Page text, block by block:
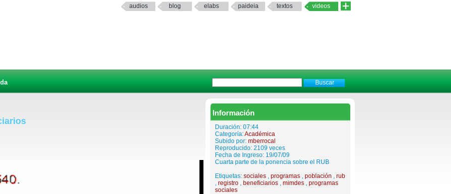
audios blog elabs paideia textos videos
Información
Duración: 07:44
Categoría:Académica
Subido por: mberrocal
Reproducido: 2109 veces
Fecha de Ingreso: 19/07/09
Cuarta parte de la ponencia sobre el RUB
Etiquetas: sociales , programas , población , rub
, registro , beneficiarios , mimdes , programas
sociales